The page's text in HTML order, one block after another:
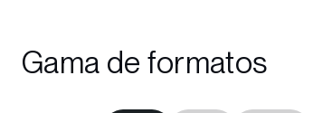
Gama de formatos